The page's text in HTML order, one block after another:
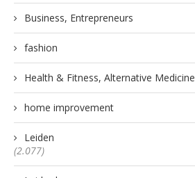
Business, Entrepreneurs
fashion
Health & Fitness, Alternative Medicine
home improvement
Leiden
(2.077)